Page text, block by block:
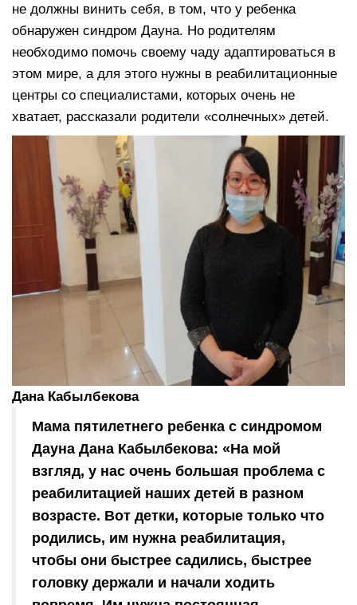
не должны винить себя, в том, что у ребенка
обнаружен синдром Дауна. Но родителям
необходимо помочь своему чаду адаптироваться в
этом мире, а для этого нужны в реабилитационные
центры со специалистами, которых очень не
хватает, рассказали родители «солнечных» детей.
Дана Кабылбекова
Мама пятилетнего ребенка с синдромом
Дауна Дана Кабылбекова: «На мой
взгляд, у нас очень большая проблема с
реабилитацией наших детей в разном
возрасте. Вот детки, которые только что
родились, им нужна реабилитация,
чтобы они быстрее садились, быстрее
головку держали и начали ходить